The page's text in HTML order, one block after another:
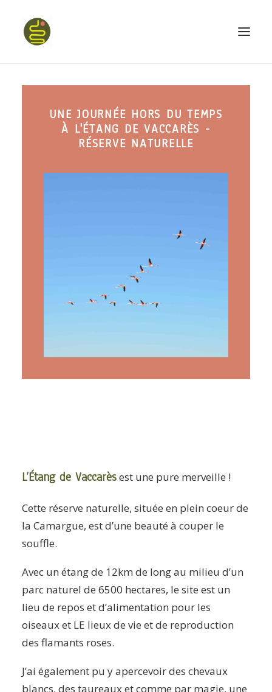
PROGRAMME HAPPY BELLY
MON LIVRE
podcast kinoa
ARTICLES
YOGA
UNE JOURNÉE HORS DU TEMPS
À L'ÉTANG DE VACCARÈS -
RÉSERVE NATURELLE
L’Étang de Vaccarèsest une pure merveille !
Cette réserve naturelle, située en plein coeur de
la Camargue, est d’une beauté à couper le
souffle.
Avec un étang de 12km de long au milieu d’un
parc naturel de 6500 hectares, le site est un
lieu de repos et d’alimentation pour les
oiseaux et LE lieux de vie et de reproduction
des flamants roses.
J’ai également pu y apercevoir des chevaux
blancs, des taureaux et comme par magie, une